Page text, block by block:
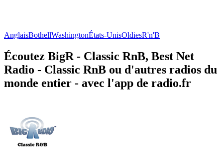
AnglaisBothellWashingtonÉtats-UnisOldiesR'n'B
Écoutez BigR - Classic RnB, Best Net
Radio - Classic RnB ou d'autres radios du
monde entier - avec l'app de radio.fr